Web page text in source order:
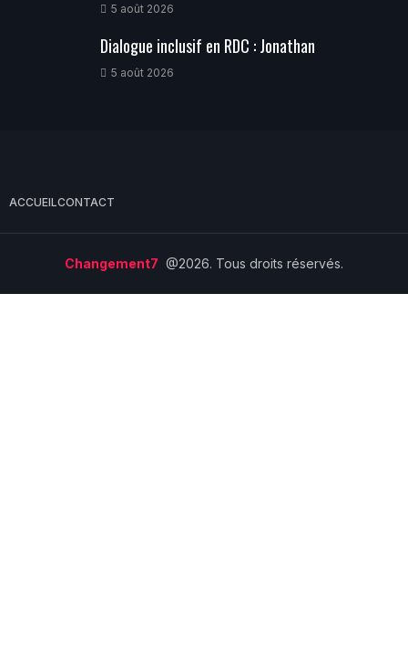
5 août 2026
Dialogue inclusif en RDC : Jonathan
5 août 2026
ACCUEILCONTACT
Changement7 @2026. Tous droits réservés.